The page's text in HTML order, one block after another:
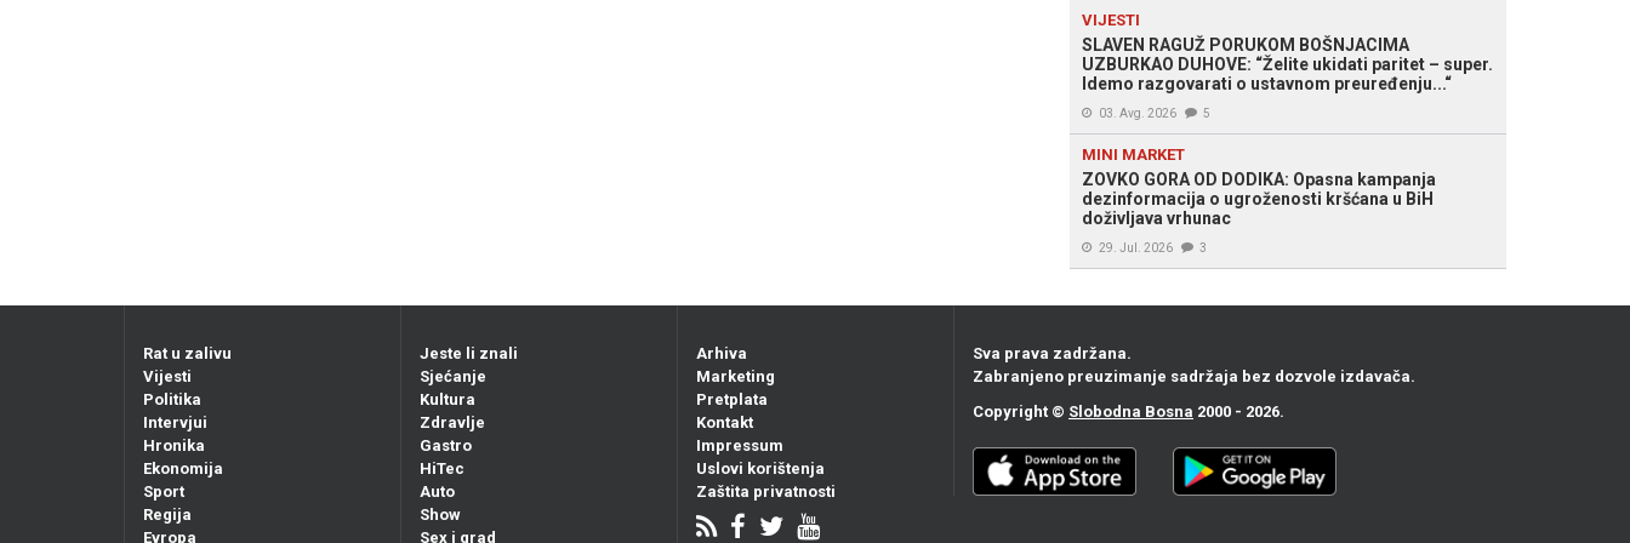
VIJESTI
SLAVEN RAGUŽ PORUKOM BOŠNJACIMA
UZBURKAO DUHOVE: “Želite ukidati paritet – super.
Idemo razgovarati o ustavnom preuređenju...“
03. Avg. 2026 5
MINI MARKET
ZOVKO GORA OD DODIKA: Opasna kampanja
dezinformacija o ugroženosti kršćana u BiH
doživljava vrhunac
29. Jul. 2026 3
Rat u zalivu
Vijesti
Politika
Intervjui
Hronika
Ekonomija
Sport
Regija
Evropa
Jeste li znali
Sjećanje
Kultura
Zdravlje
Gastro
HiTec
Auto
Show
Sex i grad
Arhiva
Marketing
Pretplata
Kontakt
Impressum
Uslovi korištenja
Zaštita privatnosti
Sva prava zadržana.
Zabranjeno preuzimanje sadržaja bez dozvole izdavača.
Copyright © Slobodna Bosna 2000 - 2026.